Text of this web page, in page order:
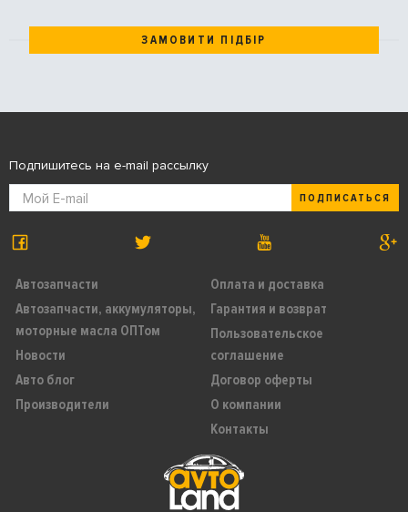
ЗАМОВИТИ ПІДБІР
Автозапчасти
Автозапчасти, аккумуляторы,
моторные масла ОПТом
Новости
Авто блог
Производители
Оплата и доставка
Гарантия и возврат
Пользовательское
соглашение
Договор оферты
О компании
Контакты
Подпишитесь на e-mail рассылку
ПОДПИСАТЬСЯ